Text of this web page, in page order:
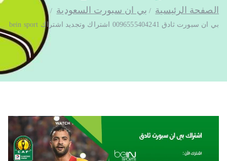
الصفحة الرئيسية بي ان سبورت السعودية
بي ان سبورت ثادق 0096555404241 اشتراك وتجديد اشتراك bein sport